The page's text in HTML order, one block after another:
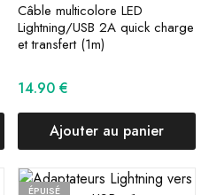
Câble multicolore LED
Lightning/USB 2A quick charge
et transfert (1m)
14.90 €
Ajouter au panier
ÉPUISÉ